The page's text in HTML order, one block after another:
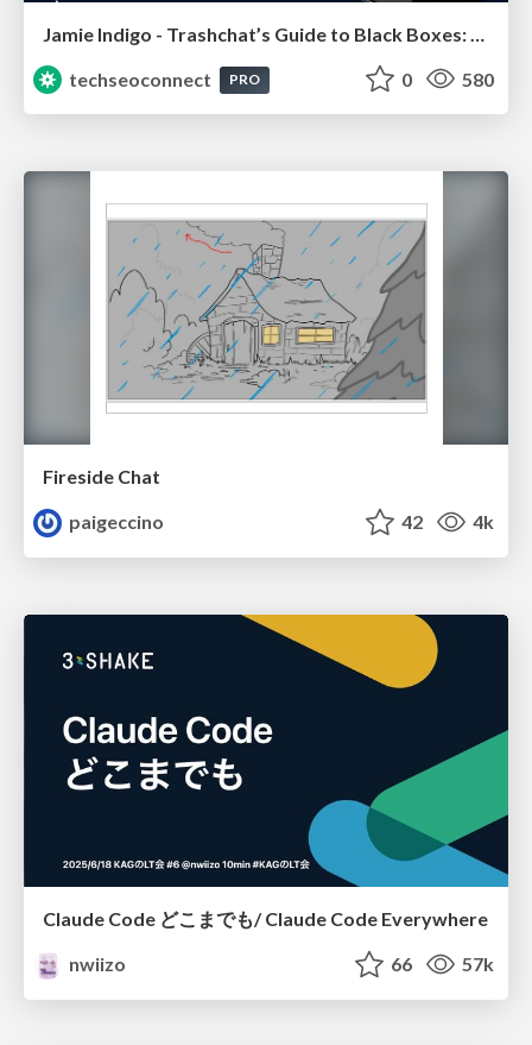
techseoconnect
PRO 0 580
Fireside Chat
paigeccino
42 4k
Claude Code どこまでも/ Claude Code Everywhere
nwiizo
66 57k